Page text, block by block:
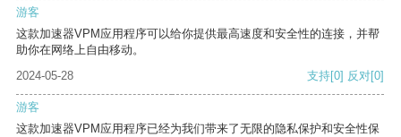
游客
这款加速器VPM应用程序可以给你提供最高速度和安全性的连接，并帮
助你在网络上自由移动。
2024-05-28
支持[0] 反对[0]
游客
这款加速器VPM应用程序已经为我们带来了无限的隐私保护和安全性保